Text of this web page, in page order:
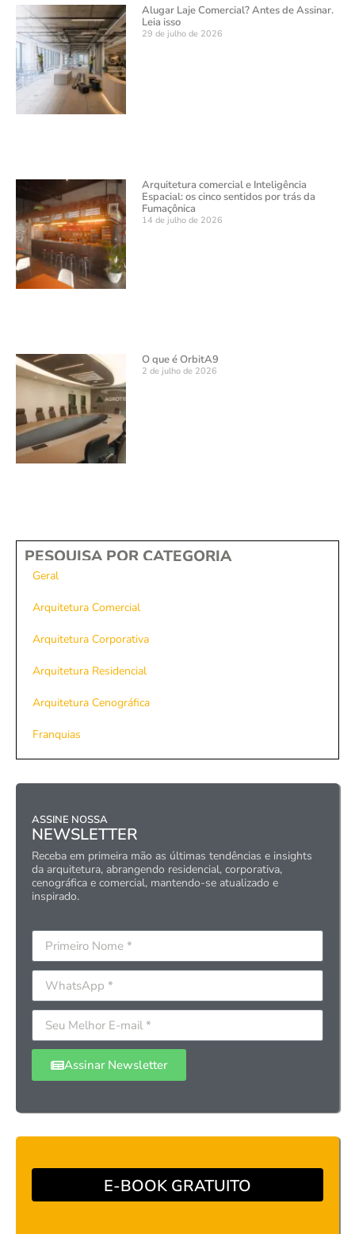
Alugar Laje Comercial? Antes de Assinar.
Leia isso
29 de julho de 2026
Arquitetura comercial e Inteligência
Espacial: os cinco sentidos por trás da
Fumaçônica
14 de julho de 2026
O que é OrbitA9
2 de julho de 2026
PESQUISA POR CATEGORIA
Geral
Arquitetura Comercial
Arquitetura Corporativa
Arquitetura Residencial
Arquitetura Cenográfica
Franquias
ASSINE NOSSA
NEWSLETTER
Receba em primeira mão as últimas tendências e insights
da arquitetura, abrangendo residencial, corporativa,
cenográfica e comercial, mantendo-se atualizado e
inspirado.
Assinar Newsletter
E-BOOK GRATUITO